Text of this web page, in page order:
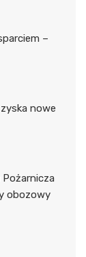
–
nowe
Pożarnicza
obozowy